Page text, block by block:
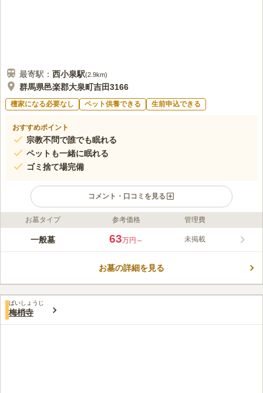
最寄駅： 西小泉駅(2.9km)
群馬県邑楽郡大泉町吉田3166
檀家になる必要なし ペット供養できる 生前申込できる
おすすめポイント
宗教不問で誰でも眠れる
ペットも一緒に眠れる
ゴミ捨て場完備
コメント・口コミを見る
ライフドット編集部のコメント
閑静な住宅街の一角にある霊園です。 周辺には高い建物が無い
探しの方にピッタリです。 手桶の貸し出しがあり、ゴミ捨て場
口コミ評価
みんなの評価
お墓タイプ 参考価格 管理費
一般墓 63万円～ 未掲載
お墓の詳細を見る
ばいしょうじ
梅梢寺